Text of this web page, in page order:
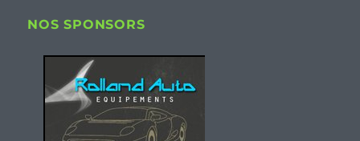
NOS SPONSORS